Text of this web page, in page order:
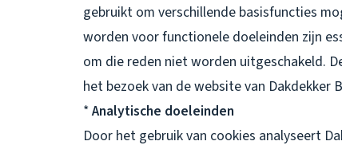
gebruikt om verschillende basisfuncties
worden voor functionele doeleinden zijn
om die reden niet worden uitgeschakeld.
het bezoek van de website van Dakdekker
*Analytische doeleinden
Door het gebruik van cookies analyseert